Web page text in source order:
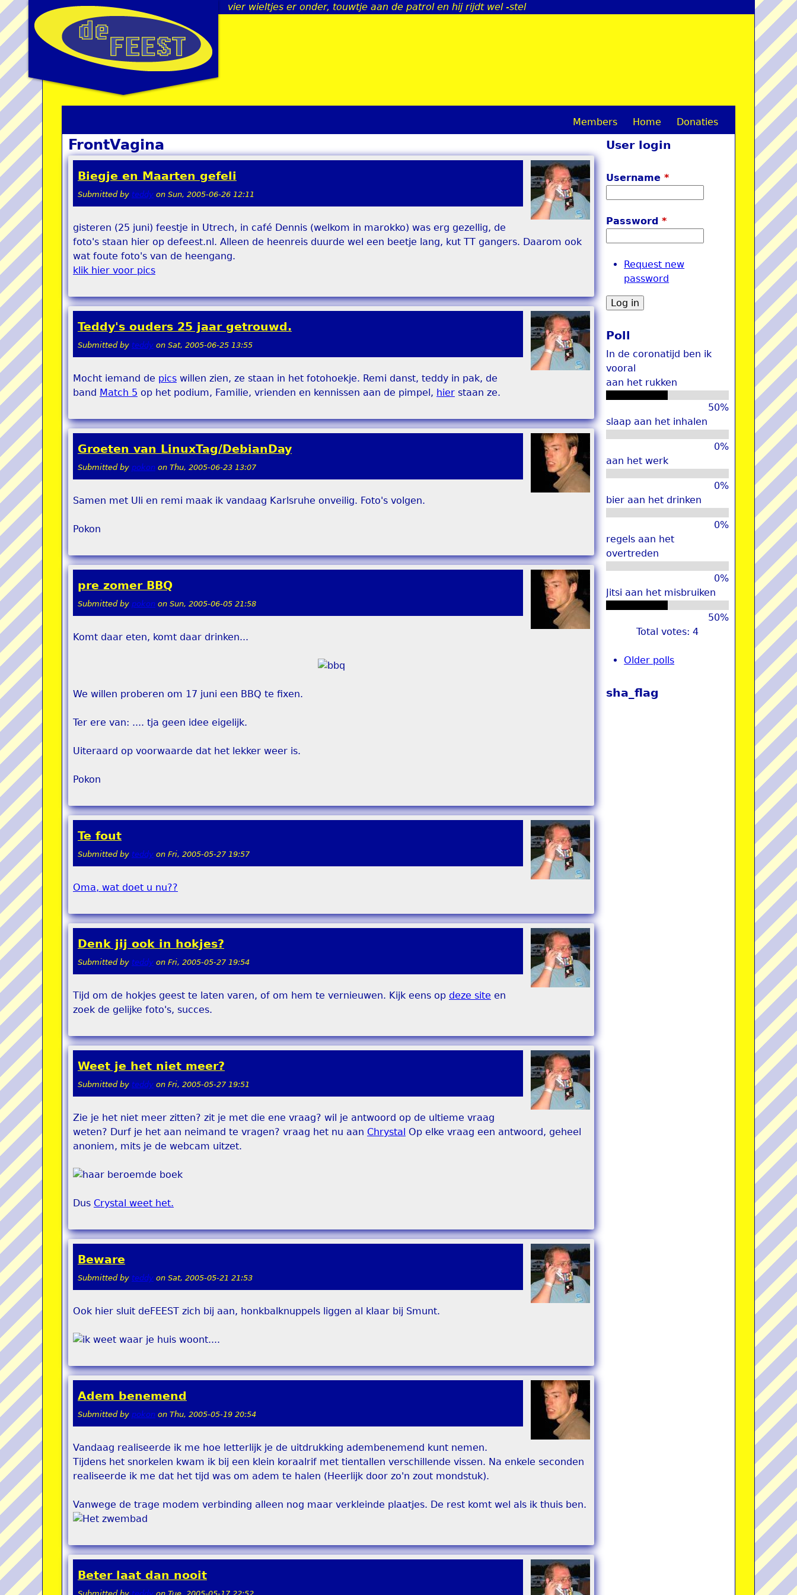
Jump to navigation
vier wieltjes er onder, touwtje aan de patrol en hij rijdt wel -stel
FrontVagina
Biegje en Maarten gefeli
Submitted by teddy on Sun, 2005-06-26 12:11
gisteren (25 juni) feestje in Utrech, in café Dennis (welkom in marokko) was erg gezellig, de
foto's staan hier op defeest.nl. Alleen de heenreis duurde wel een beetje lang, kut TT gangers. Daarom ook
wat foute foto's van de heengang.
klik hier voor pics
Teddy's ouders 25 jaar getrouwd.
Submitted by teddy on Sat, 2005-06-25 13:55
Mocht iemand de pics willen zien, ze staan in het fotohoekje. Remi danst, teddy in pak, de
band Match 5 op het podium, Familie, vrienden en kennissen aan de pimpel, hier staan ze.
Groeten van LinuxTag/DebianDay
Submitted by pokon on Thu, 2005-06-23 13:07
Samen met Uli en remi maak ik vandaag Karlsruhe onveilig. Foto's volgen.
Pokon
pre zomer BBQ
Submitted by pokon on Sun, 2005-06-05 21:58
Komt daar eten, komt daar drinken...
We willen proberen om 17 juni een BBQ te fixen.
Ter ere van: .... tja geen idee eigelijk.
Uiteraard op voorwaarde dat het lekker weer is.
Pokon
Te fout
Submitted by teddy on Fri, 2005-05-27 19:57
Oma, wat doet u nu??
Denk jij ook in hokjes?
Submitted by teddy on Fri, 2005-05-27 19:54
Tijd om de hokjes geest te laten varen, of om hem te vernieuwen. Kijk eens op deze site en
zoek de gelijke foto's, succes.
Weet je het niet meer?
Submitted by teddy on Fri, 2005-05-27 19:51
Zie je het niet meer zitten? zit je met die ene vraag? wil je antwoord op de ultieme vraag
weten? Durf je het aan neimand te vragen? vraag het nu aan Chrystal Op elke vraag een antwoord, geheel
anoniem, mits je de webcam uitzet.
Dus Crystal weet het.
Beware
Submitted by teddy on Sat, 2005-05-21 21:53
Ook hier sluit deFEEST zich bij aan, honkbalknuppels liggen al klaar bij Smunt.
Adem benemend
Submitted by pokon on Thu, 2005-05-19 20:54
Vandaag realiseerde ik me hoe letterlijk je de uitdrukking adembenemend kunt nemen.
Tijdens het snorkelen kwam ik bij een klein koraalrif met tientallen verschillende vissen. Na enkele seconden
realiseerde ik me dat het tijd was om adem te halen (Heerlijk door zo'n zout mondstuk).
Vanwege de trage modem verbinding alleen nog maar verkleinde plaatjes. De rest komt wel als ik thuis ben.
Beter laat dan nooit
M
a
i
n
m
e
Members Home Donaties
User login
Username*
Password*
Request new
password
Poll
In de coronatijd ben ik
vooral
aan het rukken
50%
slaap aan het inhalen
0%
aan het werk
0%
bier aan het drinken
0%
regels aan het
overtreden
0%
Jitsi aan het misbruiken
50%
Total votes: 4
Older polls
sha_flag